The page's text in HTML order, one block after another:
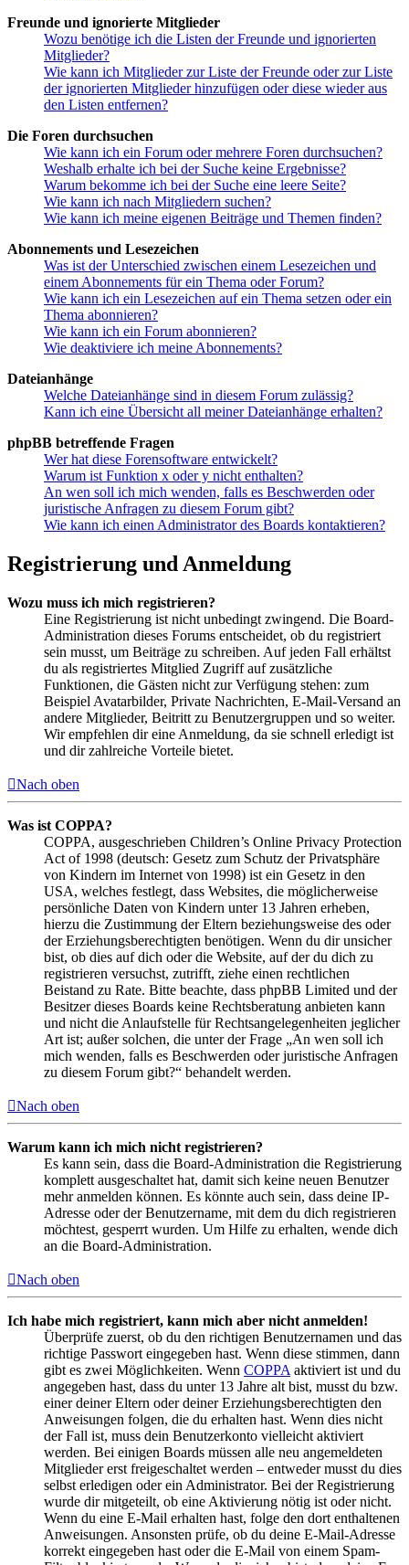
Freunde und ignorierte Mitglieder
Wozu benötige ich die Listen der Freunde und ignorierten
Mitglieder?
Wie kann ich Mitglieder zur Liste der Freunde oder zur Liste
der ignorierten Mitglieder hinzufügen oder diese wieder aus
den Listen entfernen?
Die Foren durchsuchen
Wie kann ich ein Forum oder mehrere Foren durchsuchen?
Weshalb erhalte ich bei der Suche keine Ergebnisse?
Warum bekomme ich bei der Suche eine leere Seite?
Wie kann ich nach Mitgliedern suchen?
Wie kann ich meine eigenen Beiträge und Themen finden?
Abonnements und Lesezeichen
Was ist der Unterschied zwischen einem Lesezeichen und
einem Abonnements für ein Thema oder Forum?
Wie kann ich ein Lesezeichen auf ein Thema setzen oder ein
Thema abonnieren?
Wie kann ich ein Forum abonnieren?
Wie deaktiviere ich meine Abonnements?
Dateianhänge
Welche Dateianhänge sind in diesem Forum zulässig?
Kann ich eine Übersicht all meiner Dateianhänge erhalten?
phpBB betreffende Fragen
Wer hat diese Forensoftware entwickelt?
Warum ist Funktion x oder y nicht enthalten?
An wen soll ich mich wenden, falls es Beschwerden oder
juristische Anfragen zu diesem Forum gibt?
Wie kann ich einen Administrator des Boards kontaktieren?
Registrierung und Anmeldung
Wozu muss ich mich registrieren?
Eine Registrierung ist nicht unbedingt zwingend. Die Board-
Administration dieses Forums entscheidet, ob du registriert
sein musst, um Beiträge zu schreiben. Auf jeden Fall erhältst
du als registriertes Mitglied Zugriff auf zusätzliche
Funktionen, die Gästen nicht zur Verfügung stehen: zum
Beispiel Avatarbilder, Private Nachrichten, E-Mail-Versand an
andere Mitglieder, Beitritt zu Benutzergruppen und so weiter.
Wir empfehlen dir eine Anmeldung, da sie schnell erledigt ist
und dir zahlreiche Vorteile bietet.
Nach oben
Was ist COPPA?
COPPA, ausgeschrieben Children’s Online Privacy Protection
Act of 1998 (deutsch: Gesetz zum Schutz der Privatsphäre
von Kindern im Internet von 1998) ist ein Gesetz in den
USA, welches festlegt, dass Websites, die möglicherweise
persönliche Daten von Kindern unter 13 Jahren erheben,
hierzu die Zustimmung der Eltern beziehungsweise des oder
der Erziehungsberechtigten benötigen. Wenn du dir unsicher
bist, ob dies auf dich oder die Website, auf der du dich zu
registrieren versuchst, zutrifft, ziehe einen rechtlichen
Beistand zu Rate. Bitte beachte, dass phpBB Limited und der
Besitzer dieses Boards keine Rechtsberatung anbieten kann
und nicht die Anlaufstelle für Rechtsangelegenheiten jeglicher
Art ist; außer solchen, die unter der Frage „An wen soll ich
mich wenden, falls es Beschwerden oder juristische Anfragen
zu diesem Forum gibt?“ behandelt werden.
Nach oben
Warum kann ich mich nicht registrieren?
Es kann sein, dass die Board-Administration die Registrierung
komplett ausgeschaltet hat, damit sich keine neuen Benutzer
mehr anmelden können. Es könnte auch sein, dass deine IP-
Adresse oder der Benutzername, mit dem du dich registrieren
möchtest, gesperrt wurden. Um Hilfe zu erhalten, wende dich
an die Board-Administration.
Nach oben
Ich habe mich registriert, kann mich aber nicht anmelden!
Überprüfe zuerst, ob du den richtigen Benutzernamen und das
richtige Passwort eingegeben hast. Wenn diese stimmen, dann
gibt es zwei Möglichkeiten. Wenn COPPA aktiviert ist und du
angegeben hast, dass du unter 13 Jahre alt bist, musst du bzw.
einer deiner Eltern oder deiner Erziehungsberechtigten den
Anweisungen folgen, die du erhalten hast. Wenn dies nicht
der Fall ist, muss dein Benutzerkonto vielleicht aktiviert
werden. Bei einigen Boards müssen alle neu angemeldeten
Mitglieder erst freigeschaltet werden – entweder musst du dies
selbst erledigen oder ein Administrator. Bei der Registrierung
wurde dir mitgeteilt, ob eine Aktivierung nötig ist oder nicht.
Wenn du eine E-Mail erhalten hast, folge den dort enthaltenen
Anweisungen. Ansonsten prüfe, ob du deine E-Mail-Adresse
korrekt eingegeben hast oder die E-Mail von einem Spam-